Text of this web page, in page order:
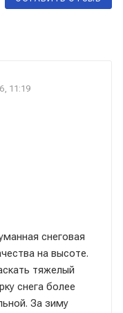
11:19
снеговая
на высоте.
тяжелый
снега более
За зиму